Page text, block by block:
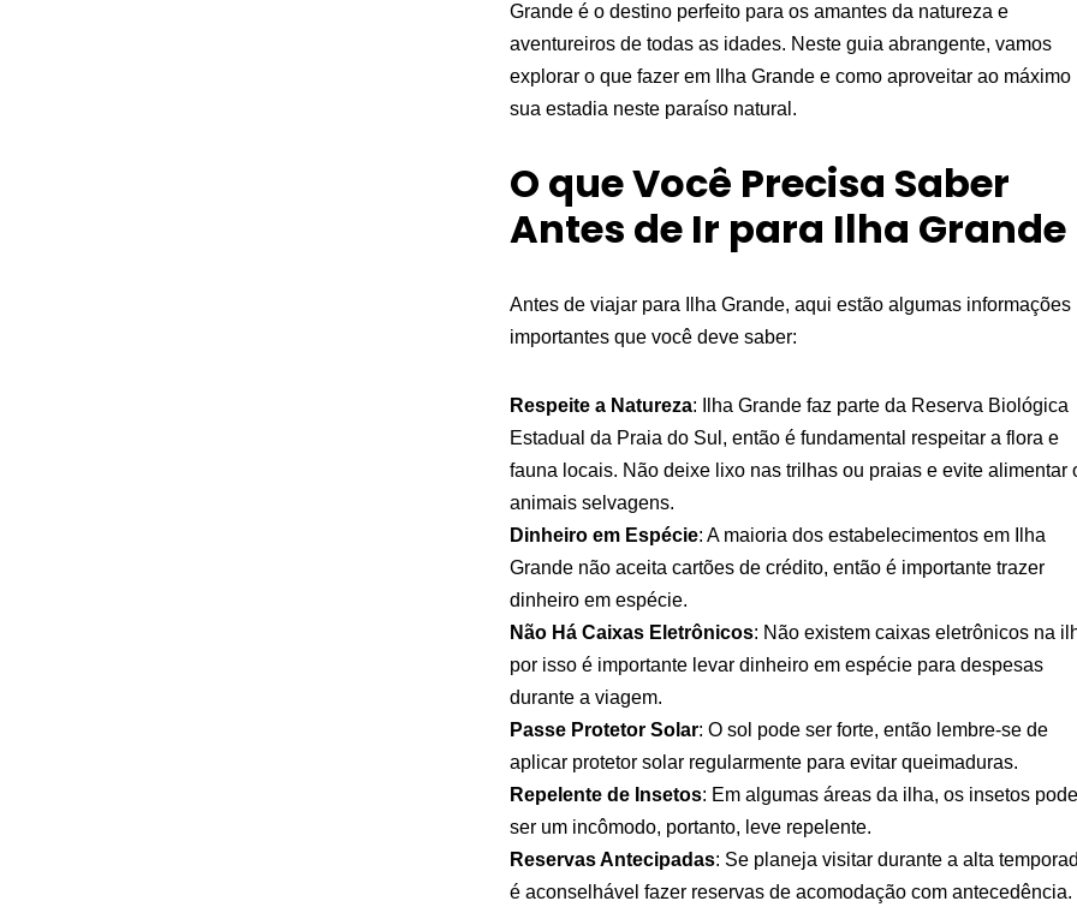
Grande é o destino perfeito para os amantes da natureza e
aventureiros de todas as idades. Neste guia abrangente, vamos
explorar o que fazer em Ilha Grande e como aproveitar ao máximo
sua estadia neste paraíso natural.
O que Você Precisa Saber
Antes de Ir para Ilha Grande
Antes de viajar para Ilha Grande, aqui estão algumas informações
importantes que você deve saber:
Respeite a Natureza: Ilha Grande faz parte da Reserva Biológica
Estadual da Praia do Sul, então é fundamental respeitar a flora e
fauna locais. Não deixe lixo nas trilhas ou praias e evite alimentar
animais selvagens.
Dinheiro em Espécie: A maioria dos estabelecimentos em Ilha
Grande não aceita cartões de crédito, então é importante trazer
dinheiro em espécie.
Não Há Caixas Eletrônicos: Não existem caixas eletrônicos na
por isso é importante levar dinheiro em espécie para despesas
durante a viagem.
Passe Protetor Solar: O sol pode ser forte, então lembre-se de
aplicar protetor solar regularmente para evitar queimaduras.
Repelente de Insetos: Em algumas áreas da ilha, os insetos
ser um incômodo, portanto, leve repelente.
Reservas Antecipadas: Se planeja visitar durante a alta
é aconselhável fazer reservas de acomodação com antecedência.